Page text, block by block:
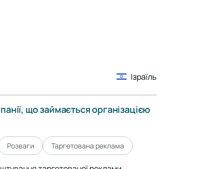
Ізраїль
що займається організацією
Розваги Таргетована реклама